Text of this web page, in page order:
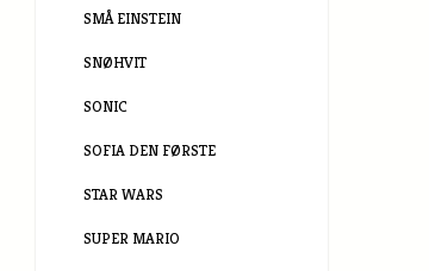
SMÅ EINSTEIN
SNØHVIT
SONIC
SOFIA DEN FØRSTE
STAR WARS
SUPER MARIO